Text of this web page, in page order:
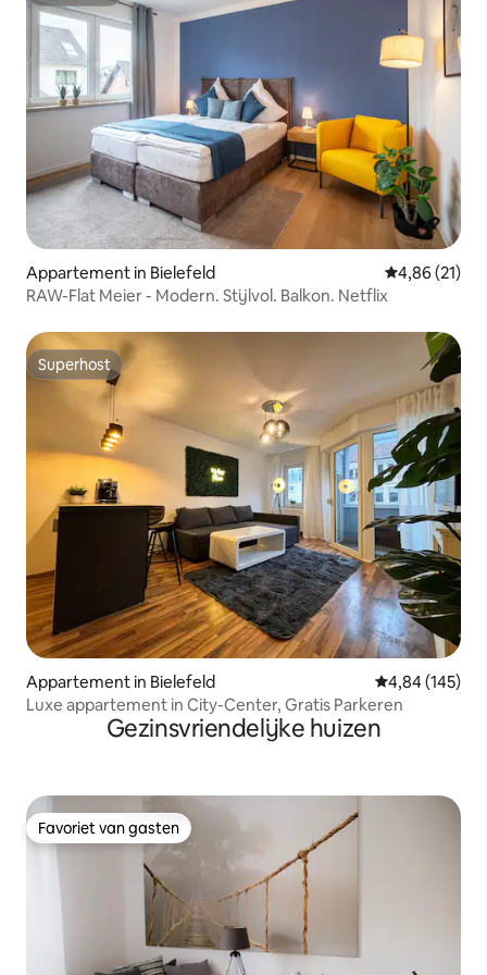
Appartement in Bielefeld Gemiddelde
4,86 (21)
RAW-Flat Meier - Modern. Stijlvol. Balkon. Netflix
Superhost
Superhost
Appartement in Bielefeld Gemiddelde
4,84 (145)
Luxe appartement in City-Center, Gratis Parkeren
Gezinsvriendelijke huizen
Favoriet van gasten
Favoriet van gasten